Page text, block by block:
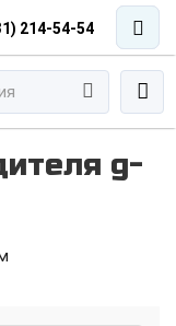
214-54-54
g-